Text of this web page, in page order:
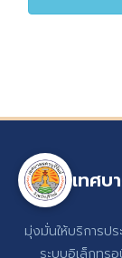
เทศบ
มุ่งมั่นให้บริการป
ระบบอิเล็กทร